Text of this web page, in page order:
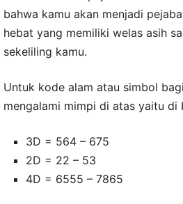
bahwa kamu akan menjadi
hebat yang memiliki welas asih
sekeliling kamu.
Untuk kode alam atau simbol
mengalami mimpi di atas yaitu di
3D = 564 – 675
2D = 22 – 53
4D = 6555 – 7865